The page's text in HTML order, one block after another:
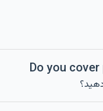
Do you